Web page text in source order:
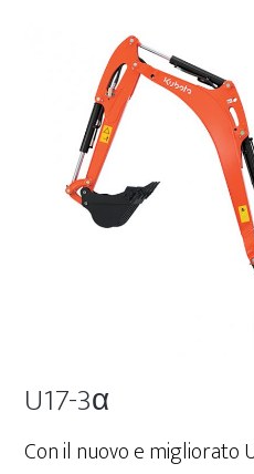
U17-3α
Con il nuovo e migliorato